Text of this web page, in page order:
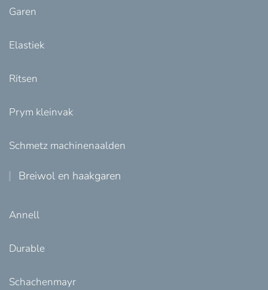
Garen
Elastiek
Ritsen
Prym kleinvak
Schmetz machinenaalden
Breiwol en haakgaren
Annell
Durable
Schachenmayr